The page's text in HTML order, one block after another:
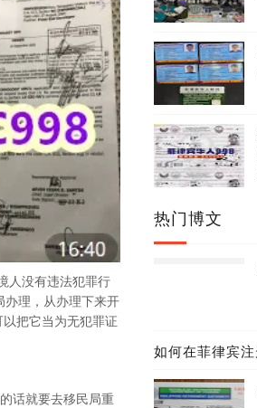
人没有违法犯罪行
理，从办理下来开
把它当为无犯罪证
话就要去移民局重
热门博文
如何在菲律宾